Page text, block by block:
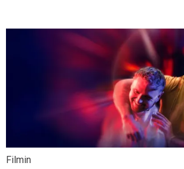
Filmin